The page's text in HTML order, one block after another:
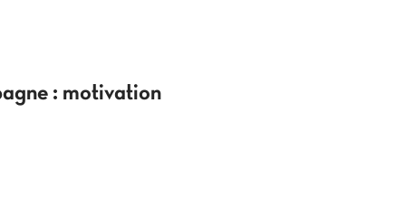
: motivation